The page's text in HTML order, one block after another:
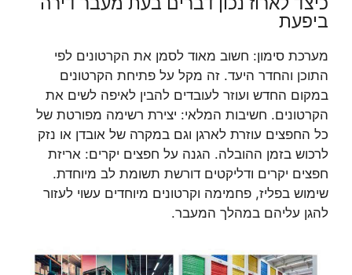
ביפעת
מערכת סימון: חשוב מאוד לסמן את הקרטונים לפי
התוכן והחדר היעד. זה מקל על פתיחת הקרטונים
במקום החדש ועוזר לעובדים להבין לאיפה לשים את
הקרטונים. חשיבות המלאי: יצירת רשימה מפורטת של
כל החפצים עוזרת לארגן וגם במקרה של אובדן או נזק
לרכוש בזמן ההובלה. הגנה על חפצים יקרים: אריזת
חפצים יקרים ודליקטים דורשת תשומת לב מיוחדת.
שימוש בפליז, פחמימה וקרטונים מיוחדים עשוי לעזור
להגן עליהם במהלך המעבר.